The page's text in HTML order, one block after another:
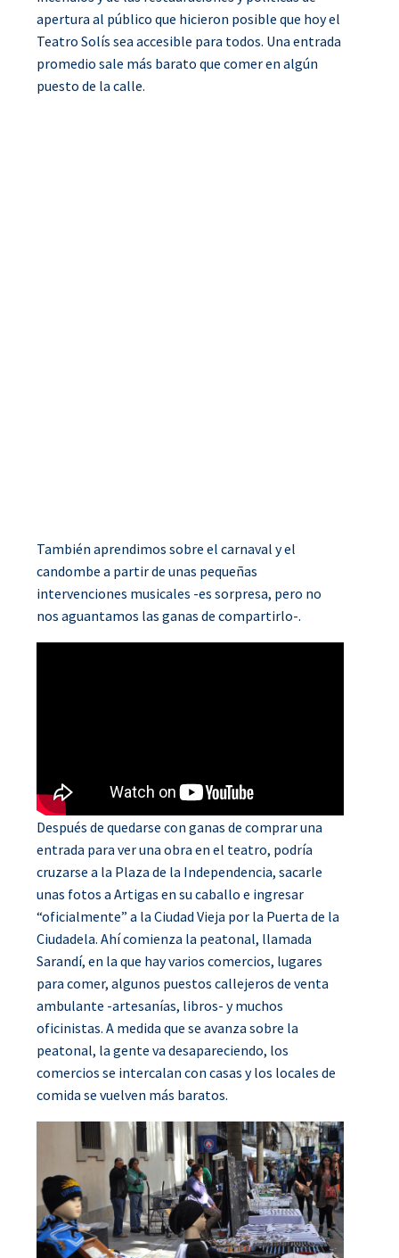
apertura al público que hicieron posible que hoy el
Teatro Solís sea accesible para todos. Una entrada
promedio sale más barato que comer en algún
puesto de la calle.
También aprendimos sobre el carnaval y el
candombe a partir de unas pequeñas
intervenciones musicales -es sorpresa, pero no
nos aguantamos las ganas de compartirlo-.
Después de quedarse con ganas de comprar una
entrada para ver una obra en el teatro, podría
cruzarse a la Plaza de la Independencia, sacarle
unas fotos a Artigas en su caballo e ingresar
“oficialmente” a la Ciudad Vieja por la Puerta de la
Ciudadela. Ahí comienza la peatonal, llamada
Sarandí, en la que hay varios comercios, lugares
para comer, algunos puestos callejeros de venta
ambulante -artesanías, libros- y muchos
oficinistas. A medida que se avanza sobre la
peatonal, la gente va desapareciendo, los
comercios se intercalan con casas y los locales de
comida se vuelven más baratos.